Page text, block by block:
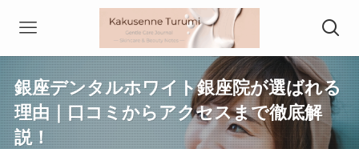
銀座デンタルホワイト銀座院が選ばれる
理由｜口コミからアクセスまで徹底解
説！